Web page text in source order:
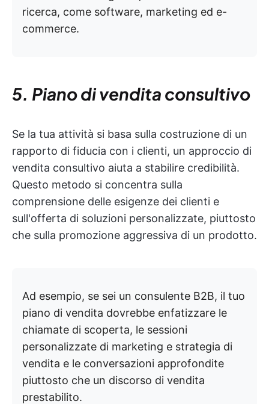
ricerca, come software, marketing ed e-
commerce.
5. Piano di vendita consultivo
Se la tua attività si basa sulla costruzione di un
rapporto di fiducia con i clienti, un approccio di
vendita consultivo aiuta a stabilire credibilità.
Questo metodo si concentra sulla
comprensione delle esigenze dei clienti e
sull'offerta di soluzioni personalizzate, piuttosto
che sulla promozione aggressiva di un prodotto.
Ad esempio, se sei un consulente B2B, il tuo
piano di vendita dovrebbe enfatizzare le
chiamate di scoperta, le sessioni
personalizzate di marketing e strategia di
vendita e le conversazioni approfondite
piuttosto che un discorso di vendita
prestabilito.